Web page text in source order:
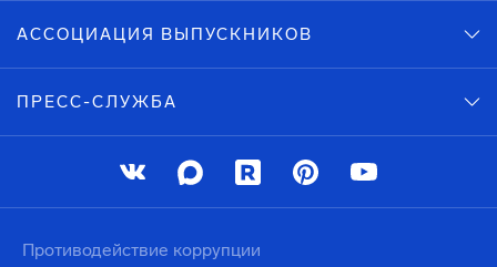
АССОЦИАЦИЯ ВЫПУСКНИКОВ
ПРЕСС-СЛУЖБА
Противодействие коррупции